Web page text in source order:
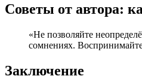
Советы от автора:
«Не позволяйте
сомнениях.
Заключение